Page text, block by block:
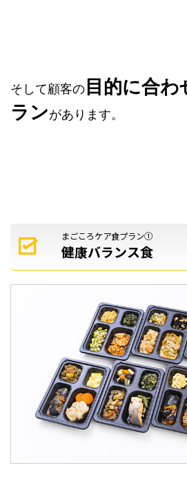
そして顧客の目的に合
ランがあります。
まごころケア食プラン①
健康バランス食